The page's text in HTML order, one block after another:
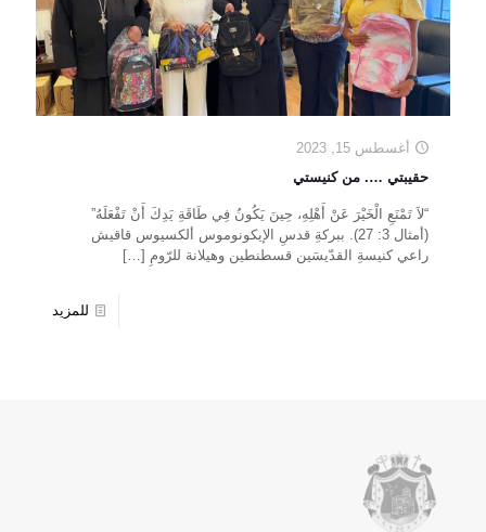
أغسطس 15, 2023
حقيبتي …. من كنيستي
“لاَ تَمْنَعِ الْخَيْرَ عَنْ أَهْلِهِ، حِينَ يَكُونُ فِي طَاقَةِ يَدِكَ أَنْ تَفْعَلَهُ”
(أمثال 3: 27). ببركةِ قدسِ الإيكونوموس ألكسيوس قاقيش
راعي كنيسةِ القدّيسَين قسطنطين وهيلانة للرّومِ […]
للمزيد